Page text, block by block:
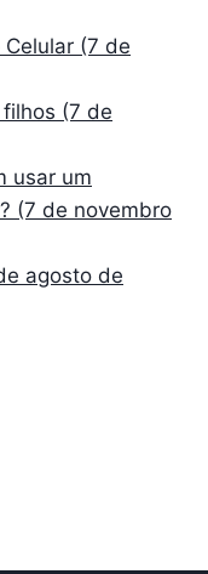
(7 de
(7 de
usar um
(7 de novembro
agosto de